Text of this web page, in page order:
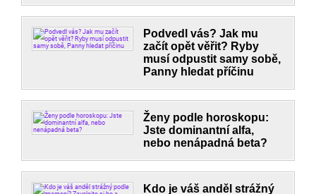
Podvedl vás? Jak mu
začít opět věřit? Ryby
musí odpustit samy sobě,
Panny hledat příčinu
Ženy podle horoskopu:
Jste dominantní alfa,
nebo nenápadná beta?
Kdo je váš anděl strážný